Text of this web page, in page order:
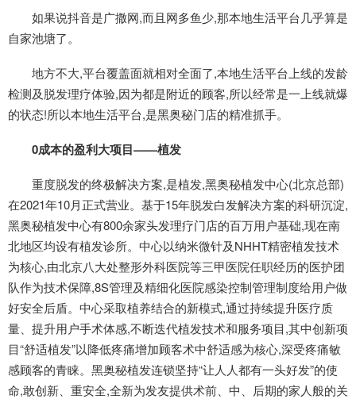
如果说抖音是广撒网,而且网多鱼少,那本地生活平台几乎算是
自家池塘了。
地方不大,平台覆盖面就相对全面了,本地生活平台上线的发龄
检测及脱发理疗体验,因为都是附近的顾客,所以经常是一上线就爆
的状态!所以本地生活平台,是黑奥秘门店的精准抓手。
0成本的盈利大项目——植发
重度脱发的终极解决方案,是植发,黑奥秘植发中心(北京总部)
在2021年10月正式营业。基于15年脱发白发解决方案的科研沉淀,
黑奥秘植发中心有800余家头发理疗门店的百万用户基础,现在南
北地区均设有植发诊所。中心以纳米微针及NHHT精密植发技术
为核心,由北京八大处整形外科医院等三甲医院任职经历的医护团
队作为技术保障,8S管理及精细化医院感染控制管理制度给用户做
好安全后盾。中心采取植养结合的新模式,通过持续提升医疗质
量、提升用户手术体感,不断迭代植发技术和服务项目,其中创新项
目“舒适植发”以降低疼痛增加顾客术中舒适感为核心,深受疼痛敏
感顾客的青睐。黑奥秘植发连锁坚持“让人人都有一头好发”的使
命,敢创新、重安全,全新为发友提供术前、中、后期的家人般的关